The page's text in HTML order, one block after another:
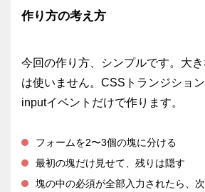
作り方の考え方
今回の作り方、シンプルです。大
は使いません。CSSトランジショ
inputイベントだけで作ります。
フォームを2〜3個の塊に分ける
最初の塊だけ見せて、残りは隠す
塊の中の必須が全部入力されたら、